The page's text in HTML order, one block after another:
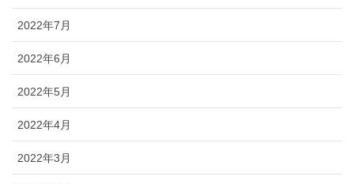
2022年7月
2022年6月
2022年5月
2022年4月
2022年3月